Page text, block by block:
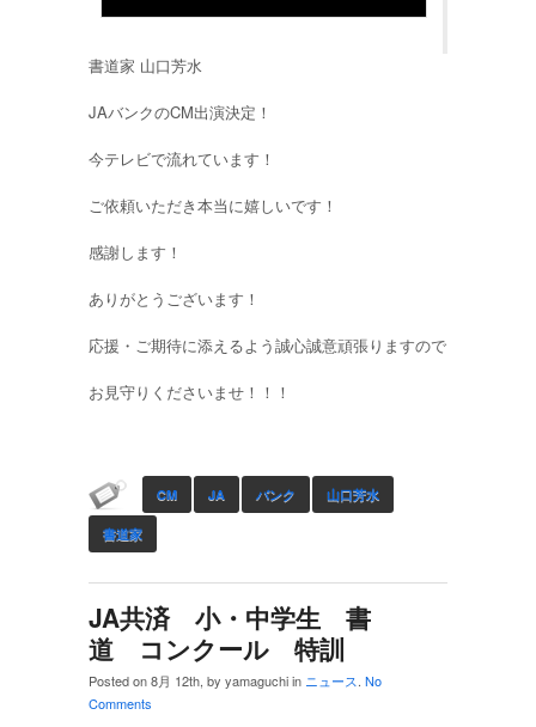
書道家 山口芳水
JAバンクのCM出演決定！
今テレビで流れています！
ご依頼いただき本当に嬉しいです！
感謝します！
ありがとうございます！
応援・ご期待に添えるよう誠心誠意頑張りますので
お見守りくださいませ！！！
CM JA バンク 山口芳水
書道家
JA共済 小・中学生 書
道 コンクール 特訓
Posted on 8月 12th, by yamaguchi in ニュース. No
Comments